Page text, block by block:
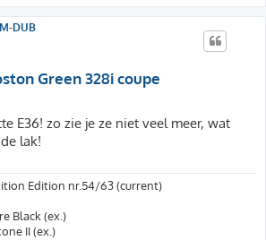
DUB
Green 328i coupe
E36! zo zie je ze niet veel meer, wat
lak!
Edition nr.54/63 (current)
Black (ex.)
II (ex.)